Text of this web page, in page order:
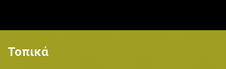
Τοπικά